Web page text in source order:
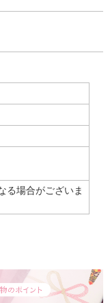
る場合がございま